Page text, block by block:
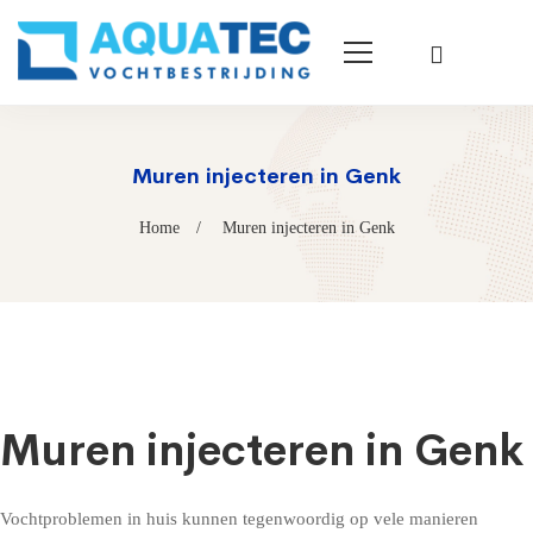
Muren injecteren in Genk
Home Muren injecteren in Genk
Muren injecteren in Genk
Vochtproblemen in huis kunnen tegenwoordig op vele manieren